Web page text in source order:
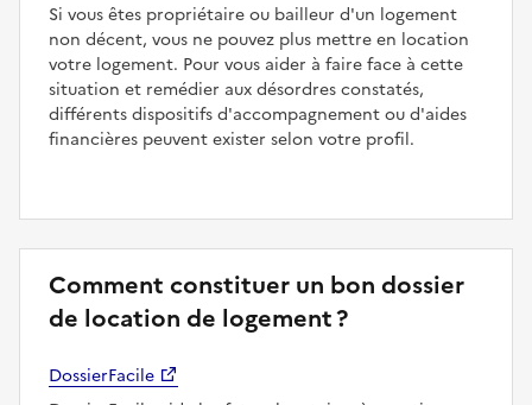
Si vous êtes propriétaire ou bailleur d'un logement
non décent, vous ne pouvez plus mettre en location
votre logement. Pour vous aider à faire face à cette
situation et remédier aux désordres constatés,
différents dispositifs d'accompagnement ou d'aides
financières peuvent exister selon votre profil.
Comment constituer un bon dossier
de location de logement ?
DossierFacile